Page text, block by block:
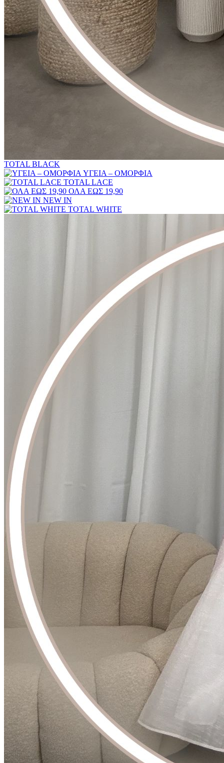
TOTAL BLACK
ΥΓΕΙΑ – ΟΜΟΡΦΙΑ
TOTAL LACE
ΟΛΑ ΕΩΣ 19,90
NEW IN
TOTAL WHITE